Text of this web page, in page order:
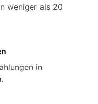
weniger als 20
in